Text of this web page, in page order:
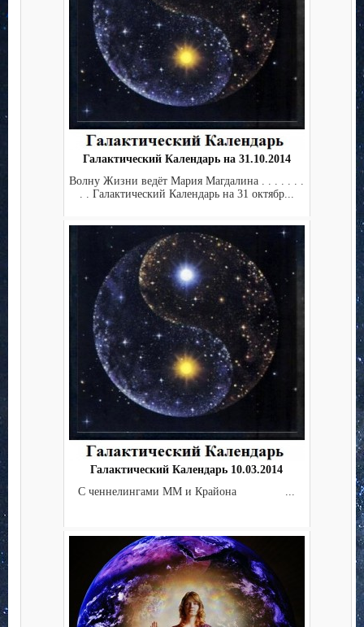
Галактический Календарь на 31.10.2014
Волну Жизни ведёт Мария Магдалина . . . . . . .
. . Галактический Календарь на 31 октябр...
Галактический Календарь 10.03.2014
С ченнелингами ММ и Крайона ...